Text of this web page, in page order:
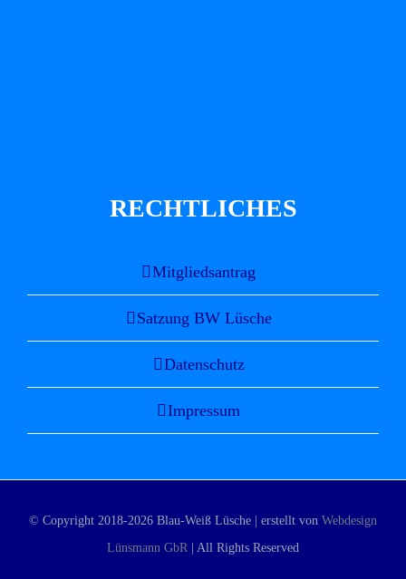
RECHTLICHES
Mitgliedsantrag
Satzung BW Lüsche
Datenschutz
Impressum
© Copyright 2018-2026 Blau-Weiß Lüsche | erstellt von Webdesign
Lünsmann GbR | All Rights Reserved